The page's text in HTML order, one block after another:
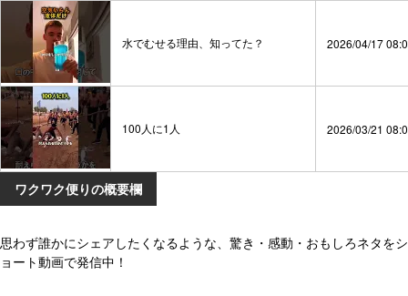
水でむせる理由、知ってた？ 2026/04/17
100人に1人 2026/03/21
ワクワク便りの概要欄
思わず誰かにシェアしたくなるような、驚き・感動・おもしろネタをシ
ョート動画で発信中！